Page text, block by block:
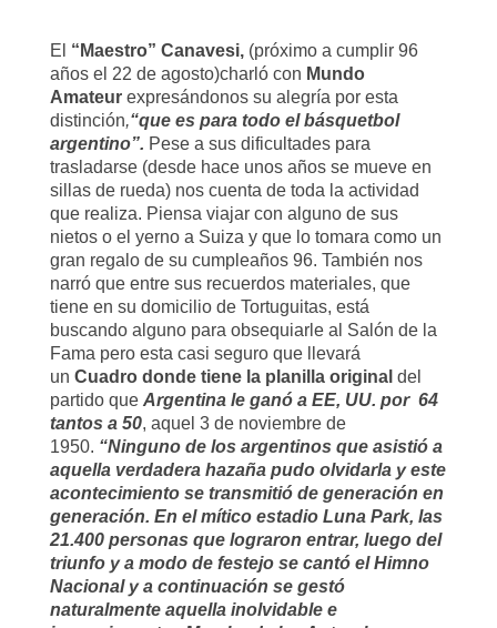
El “Maestro” Canavesi, (próximo a cumplir 96
años el 22 de agosto)charló con Mundo
Amateurexpresándonos su alegría por esta
distinción,“que es para todo el básquetbol
argentino”. Pese a sus dificultades para
trasladarse (desde hace unos años se mueve en
sillas de rueda) nos cuenta de toda la actividad
que realiza. Piensa viajar con alguno de sus
nietos o el yerno a Suiza y que lo tomara como un
gran regalo de su cumpleaños 96. También nos
narró que entre sus recuerdos materiales, que
tiene en su domicilio de Tortuguitas, está
buscando alguno para obsequiarle al Salón de la
Fama pero esta casi seguro que llevará
un Cuadro donde tiene la planilla original del
partido que Argentina le ganó a EE, UU. por 64
tantos a 50, aquel 3 de noviembrede
1950. “Ninguno de los argentinos que asistió a
aquella verdadera hazaña pudo olvidarla y este
acontecimiento se transmitió de generación en
generación. En el mítico estadio Luna Park, las
21.400 personas que lograron entrar, luego del
triunfo y a modo de festejo se cantó el Himno
Nacional y a continuación se gestó
naturalmente aquella inolvidable e